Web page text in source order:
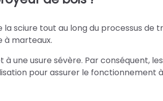
sciure tout au long du processus de
à marteaux.
une usure sévère. Par conséquent,
pour assurer le fonctionnement